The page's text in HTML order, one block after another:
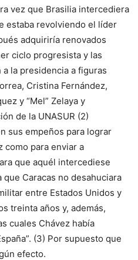
vez que Brasilia intercediera
estaba revolviendo el líder
adquiriría renovados
ciclo progresista y las
la presidencia a figuras
Cristina Fernández,
y “Mel” Zelaya y
de la UNASUR (2)
sus empeños para lograr
como para enviar a
que aquél intercediese
Caracas no desahuciara
entre Estados Unidos y
treinta años y, además,
cuales Chávez había
(3) Por supuesto que
efecto.